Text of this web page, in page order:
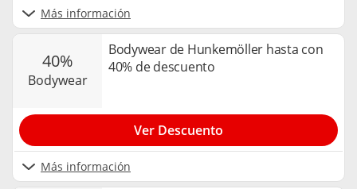
Más información
40%
bodywear
Bodywear de Hunkemöller hasta con
40% de descuento
Más información
Ver Descuento